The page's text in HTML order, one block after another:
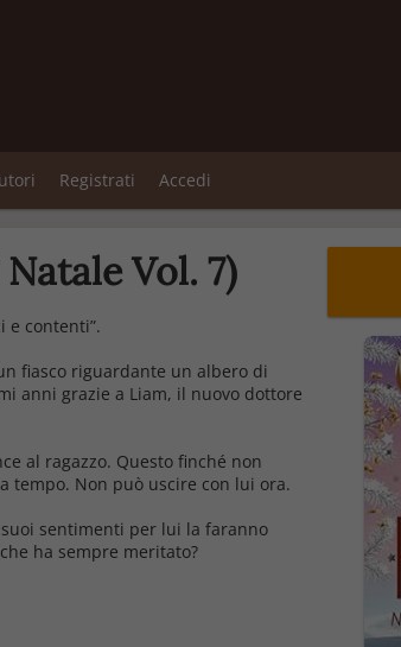
Registrati Accedi
Vol. 7)
e contenti”.
fiasco riguardante un albero di
anni grazie a Liam, il nuovo dottore
al ragazzo. Questo finché non
tempo. Non può uscire con lui ora.
sentimenti per lui la faranno
ha sempre meritato?